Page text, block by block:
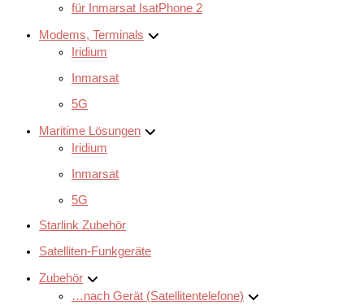
für Inmarsat IsatPhone 2
Modems, Terminals
Iridium
Inmarsat
5G
Maritime Lösungen
Iridium
Inmarsat
5G
Starlink Zubehör
Satelliten-Funkgeräte
Zubehör
…nach Gerät (Satellitentelefone)